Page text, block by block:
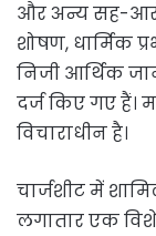
और अन्य सह-
शोषण, धार्मिक
निजी आर्थिक
दर्ज किए गए हैं।
विचाराधीन है।
चार्जशीट में
लगातार एक